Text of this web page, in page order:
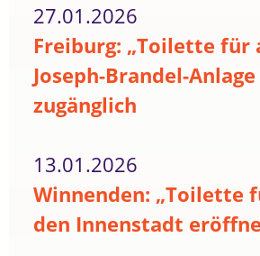
27.01.2026
Freiburg: „Toilette für
Joseph-Brandel-
zugänglich
13.01.2026
Winnenden: „Toilette
den Innenstadt